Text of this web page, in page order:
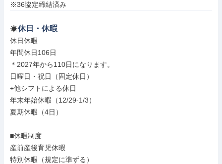
※36協定締結済み
休日・休暇
休日休暇
年間休日106日
＊2027年から110日になります。
日曜日・祝日（固定休日）
+他シフトによる休日
年末年始休暇（12/29-1/3）
夏期休暇（4日）
■休暇制度
産前産後育児休暇
特別休暇（規定に準ずる）